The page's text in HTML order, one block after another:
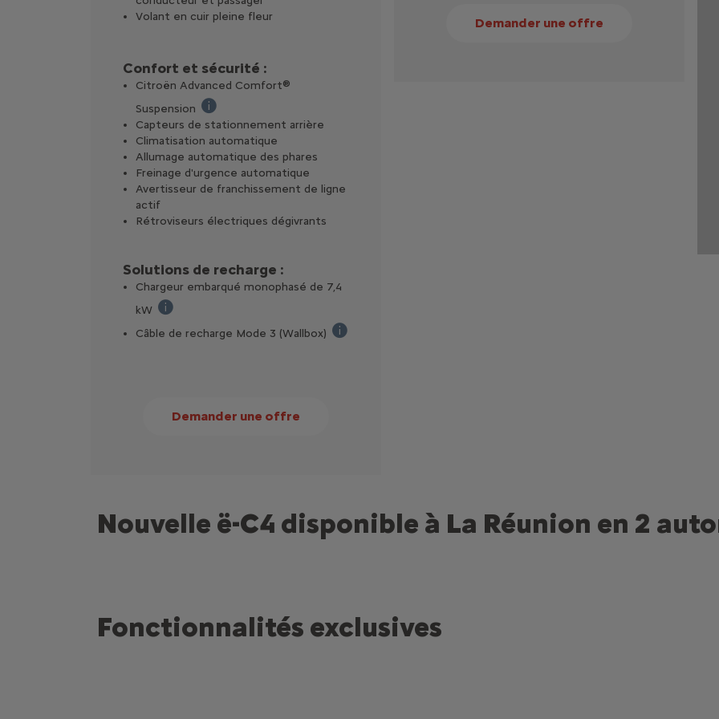
Volant en cuir pleine fleur
Confort et sécurité :
Citroën Advanced Comfort®
Suspension
Suspension à double butée hydraulique progressive. Ce modèle breveté garantit un confort
Capteurs de stationnement arrière
Climatisation automatique
Allumage automatique des phares
Freinage d'urgence automatique
Avertisseur de franchissement de ligne
actif
Rétroviseurs électriques dégivrants
Solutions de recharge :
Chargeur embarqué monophasé de 7,4
kW
La charge de la batterie de 20 % à 80 % en utilisant un courant alternatif prend environ 4 heures et 40
Câble de recharge Mode 3 (Wallbox)
Demander une offre
Demander une offre
Nouvelle ë-C4 disponible à La Réunion en 2
Fonctionnalités exclusives